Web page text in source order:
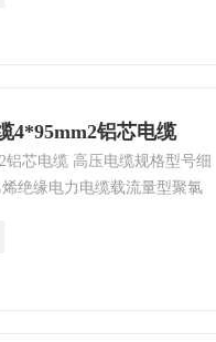
4*95mm2铝芯电缆
芯电缆 高压电缆规格型号细
绝缘电力电缆载流量型聚氯